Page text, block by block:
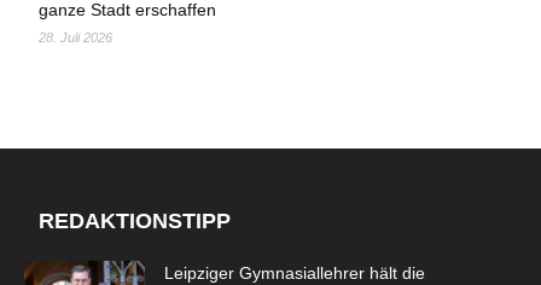
ganze Stadt erschaffen
28. Juli 2026
REDAKTIONSTIPP
Leipziger Gymnasiallehrer hält die